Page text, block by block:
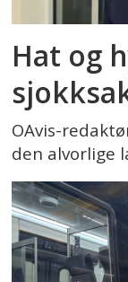
Hat og
OAvis-
den alvorlige